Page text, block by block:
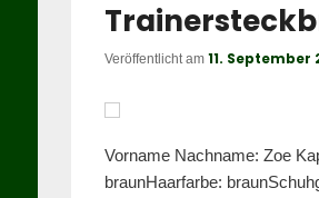
Veröffentlicht am 11. September
Vorname Nachname: Zoe
braunHaarfarbe: